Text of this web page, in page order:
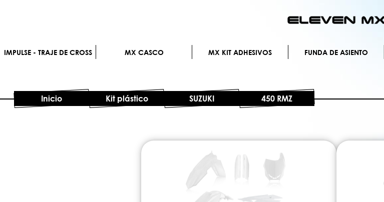
al
IMPULSE - TRAJE DE CROSS MX CASCO MX KIT ADHESIVOS FUNDA DE ASIENTO
Inicio Kit plástico SUZUKI 450 RMZ